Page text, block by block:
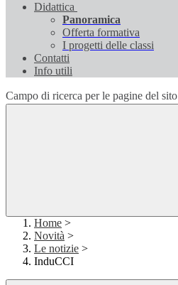
Didattica
Panoramica
Offerta formativa
I progetti delle classi
Contatti
Info utili
Campo di ricerca per le pagine del sito
Home >
Novità >
Le notizie >
InduCCI